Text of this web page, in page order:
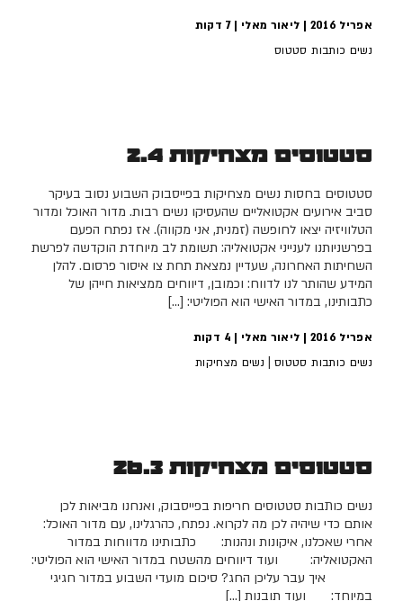
אפריל 2016 | ליאור מאלי | 7 דקות
נשים כותבות סטטוס
סטטוסים מצחיקות 2.4
סטטוסים בחסות נשים מצחיקות בפייסבוק השבוע נסוב בעיקר
סביב אירועים אקטואליים שהעסיקו נשים רבות. מדור האוכל ומדור
הטלוויזיה יצאו לחופשה (זמנית, אני מקווה). אז נפתח הפעם
בפרשניותנו לענייני אקטואליה: תשומת לב מיוחדת הוקדשה לפרשת
השחיתות האחרונה, שעדיין נמצאת תחת צו איסור פרסום. להלן
המידע שהותר לנו לדווח: וכמובן, דיווחים ממציאות חייהן של
כתבותינו, במדור האישי הוא הפוליטי: […]
אפריל 2016 | ליאור מאלי | 4 דקות
נשים כותבות סטטוס| נשים מצחיקות
סטטוסים מצחיקות 26.3
נשים כותבות סטטוסים חריפות בפייסבוק, ואנחנו מביאות לכן
אותם כדי שיהיה לכן מה לקרוא. נפתח, כהרגלינו, עם מדור האוכל:
אחרי שאכלנו, איקונות ונהנות: כתבותינו מדווחות במדור
האקטואליה: ועוד דיווחים מהשטח במדור האישי הוא הפוליטי:
איך עבר עליכן החג? סיכום מועדי השבוע במדור חגיגי
במיוחד: ועוד תובנות […]